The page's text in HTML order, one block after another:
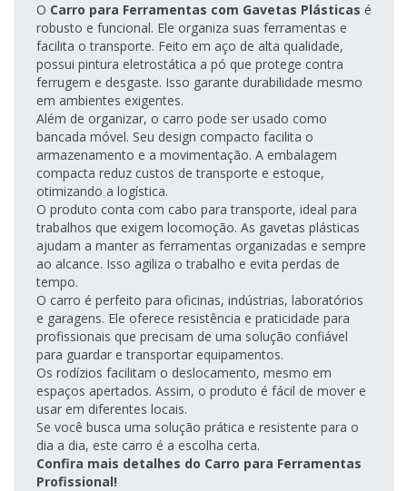
O Carro para Ferramentas com Gavetas Plásticas é
robusto e funcional. Ele organiza suas ferramentas e
facilita o transporte. Feito em aço de alta qualidade,
possui pintura eletrostática a pó que protege contra
ferrugem e desgaste. Isso garante durabilidade mesmo
em ambientes exigentes.
Além de organizar, o carro pode ser usado como
bancada móvel. Seu design compacto facilita o
armazenamento e a movimentação. A embalagem
compacta reduz custos de transporte e estoque,
otimizando a logística.
O produto conta com cabo para transporte, ideal para
trabalhos que exigem locomoção. As gavetas plásticas
ajudam a manter as ferramentas organizadas e sempre
ao alcance. Isso agiliza o trabalho e evita perdas de
tempo.
O carro é perfeito para oficinas, indústrias, laboratórios
e garagens. Ele oferece resistência e praticidade para
profissionais que precisam de uma solução confiável
para guardar e transportar equipamentos.
Os rodízios facilitam o deslocamento, mesmo em
espaços apertados. Assim, o produto é fácil de mover e
usar em diferentes locais.
Se você busca uma solução prática e resistente para o
dia a dia, este carro é a escolha certa.
Confira mais detalhes do Carro para Ferramentas
Profissional!